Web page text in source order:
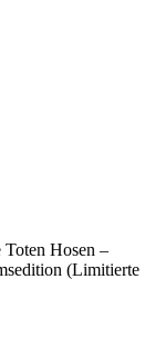
Toten Hosen –
(Limitierte